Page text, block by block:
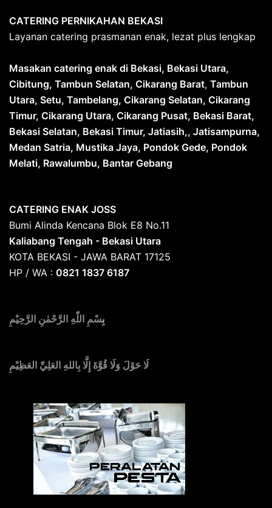
CATERING PERNIKAHAN BEKASI
Layanan catering prasmanan enak, lezat plus lengkap
Masakan catering enak di Bekasi, Bekasi Utara,
Cibitung, Tambun Selatan, Cikarang Barat, Tambun
Utara, Setu, Tambelang, Cikarang Selatan, Cikarang
Timur, Cikarang Utara, Cikarang Pusat, Bekasi Barat,
Bekasi Selatan, Bekasi Timur, Jatiasih,, Jatisampurna,
Medan Satria, Mustika Jaya, Pondok Gede, Pondok
Melati, Rawalumbu, Bantar Gebang
CATERING ENAK JOSS
Bumi Alinda Kencana Blok E8 No.11
Kaliabang Tengah - Bekasi Utara
KOTA BEKASI - JAWA BARAT 17125
HP / WA : 0821 1837 6187
بِسْمِ اللّٰهِ الرَّحْمٰنِ الرَّحِيْمِ
لَا حَوْلَ وَلَا قُوَّةَ إِلَّا بِاللهِ العَلِيِّ العَظِيْمِ